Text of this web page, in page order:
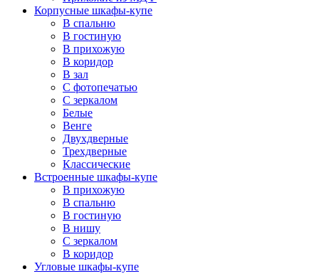
Корпусные шкафы-купе
В спальню
В гостиную
В прихожую
В коридор
В зал
С фотопечатью
С зеркалом
Белые
Венге
Двухдверные
Трехдверные
Классические
Встроенные шкафы-купе
В прихожую
В спальню
В гостиную
В нишу
С зеркалом
В коридор
Угловые шкафы-купе